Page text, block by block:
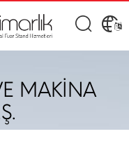
MAKİNA